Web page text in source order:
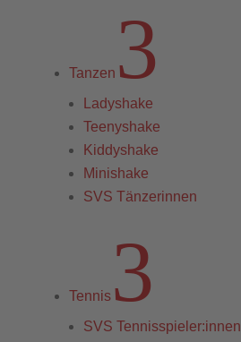
Tanzen 3
Ladyshake
Teenyshake
Kiddyshake
Minishake
SVS Tänzerinnen
Tennis3
SVS Tennisspieler:innen